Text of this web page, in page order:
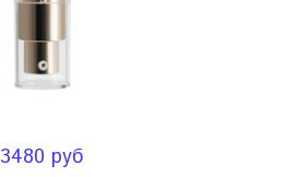
3480 руб